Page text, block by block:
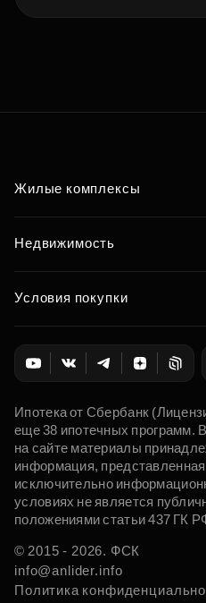
Жилые комплексы
Недвижимость
Условия покупки
Ипотека от Сбербанк
еще 38 ипотечных программ.
на сайте материалы
информация,
исключительно
условиях не является
положениями статьи 437 ГК
© 2015 - 2026. ФСК
info@anlider.info
Политика